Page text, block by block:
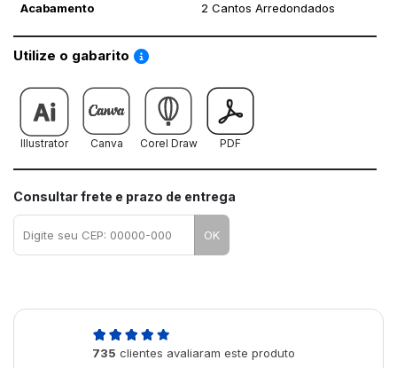
Acabamento 2 Cantos Arredondados
Utilize o gabarito Saiba como utilizar os nossos gabaritos
Illustrator Canva Corel Draw PDF
Consultar frete e prazo de entrega
OK
735 clientes avaliaram este produto